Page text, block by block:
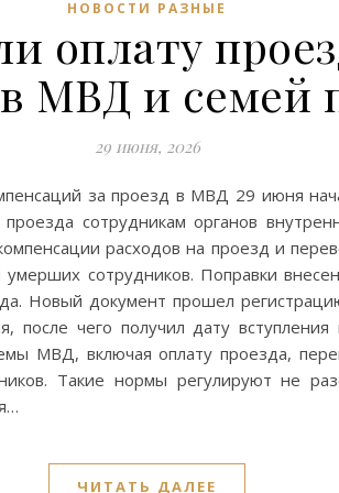
НОВОСТИ РАЗНЫЕ
оплату
МВД и семей
29 июня, 2026
за проезд в МВД 29 июня
сотрудникам органов
расходов на проезд и
сотрудников. Поправки
Новый документ прошел
после чего получил дату вступления
МВД, включая оплату проезда,
Такие нормы регулируют не
ЧИТАТЬ ДАЛЕЕ